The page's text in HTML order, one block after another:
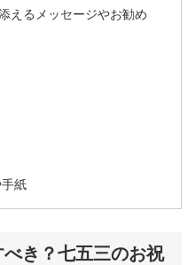
えるメッセージやお勧め
紙
き？七五三のお祝